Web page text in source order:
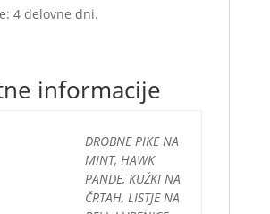
4 delovne dni.
informacije
DROBNE PIKE NA
MINT, HAWK
PANDE, KUŽKI NA
ČRTAH, LISTJE NA